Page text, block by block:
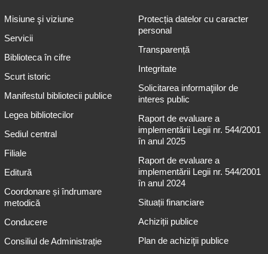
Misiune şi viziune
Servicii
Biblioteca în cifre
Scurt istoric
Manifestul bibliotecii publice
Legea bibliotecilor
Sediul central
Filiale
Editură
Coordonare și îndrumare
metodică
Conducere
Consiliul de Administrație
Protecția datelor cu caracter
personal
Transparență
Integritate
Solicitarea informaţiilor de
interes public
Raport de evaluare a
implementării Legii nr. 544/2001
în anul 2025
Raport de evaluare a
implementării Legii nr. 544/2001
în anul 2024
Situații financiare
Achiziții publice
Plan de achiziţii publice